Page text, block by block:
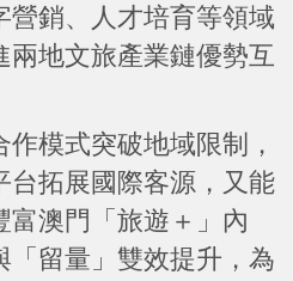
營銷、人才培育等領域
兩地文旅產業鏈優勢互
模式突破地域限制，
台拓展國際客源，又能
富澳門「旅遊＋」內
「留量」雙效提升，為